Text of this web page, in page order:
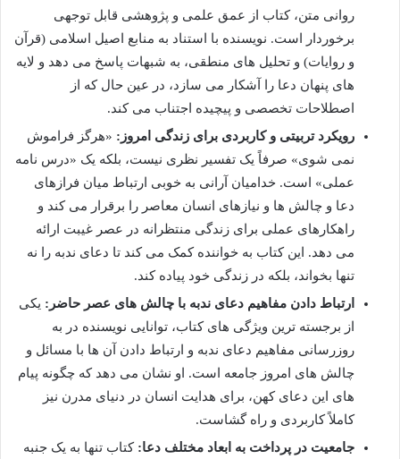
روانی متن، کتاب از عمق علمی و پژوهشی قابل توجهی
برخوردار است. نویسنده با استناد به منابع اصیل اسلامی (قرآن
و روایات) و تحلیل های منطقی، به شبهات پاسخ می دهد و لایه
های پنهان دعا را آشکار می سازد، در عین حال که از
اصطلاحات تخصصی و پیچیده اجتناب می کند.
رویکرد تربیتی و کاربردی برای زندگی امروز: «هرگز فراموش
نمی شوی» صرفاً یک تفسیر نظری نیست، بلکه یک «درس نامه
عملی» است. خدامیان آرانی به خوبی ارتباط میان فرازهای
دعا و چالش ها و نیازهای انسان معاصر را برقرار می کند و
راهکارهای عملی برای زندگی منتظرانه در عصر غیبت ارائه
می دهد. این کتاب به خواننده کمک می کند تا دعای ندبه را نه
تنها بخواند، بلکه در زندگی خود پیاده کند.
ارتباط دادن مفاهیم دعای ندبه با چالش های عصر حاضر: یکی
از برجسته ترین ویژگی های کتاب، توانایی نویسنده در به
روزرسانی مفاهیم دعای ندبه و ارتباط دادن آن ها با مسائل و
چالش های امروز جامعه است. او نشان می دهد که چگونه پیام
های این دعای کهن، برای هدایت انسان در دنیای مدرن نیز
کاملاً کاربردی و راه گشاست.
جامعیت در پرداخت به ابعاد مختلف دعا: کتاب تنها به یک جنبه